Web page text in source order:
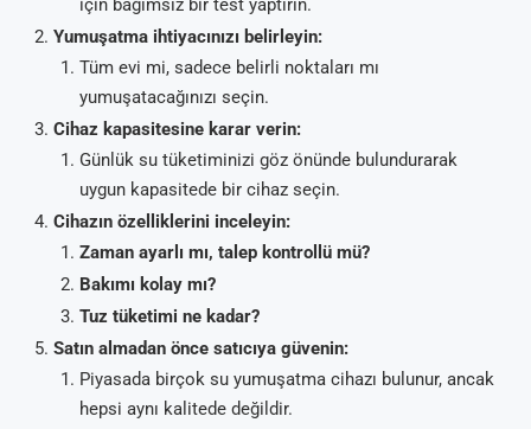
için bağımsız bir test yaptırın.
Yumuşatma ihtiyacınızı belirleyin:
Tüm evi mi, sadece belirli noktaları mı
yumuşatacağınızı seçin.
Cihaz kapasitesine karar verin:
Günlük su tüketiminizi göz önünde bulundurarak
uygun kapasitede bir cihaz seçin.
Cihazın özelliklerini inceleyin:
Zaman ayarlı mı, talep kontrollü mü?
Bakımı kolay mı?
Tuz tüketimi ne kadar?
Satın almadan önce satıcıya güvenin:
Piyasada birçok su yumuşatma cihazı bulunur, ancak
hepsi aynı kalitede değildir.